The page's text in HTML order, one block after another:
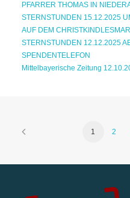
PFARRER THOMAS IN
STERNSTUNDEN 15.12.2025
AUF DEM
STERNSTUNDEN 12.12.2025
SPENDENTELEFON
Mittelbayerische Zeitung
1 2